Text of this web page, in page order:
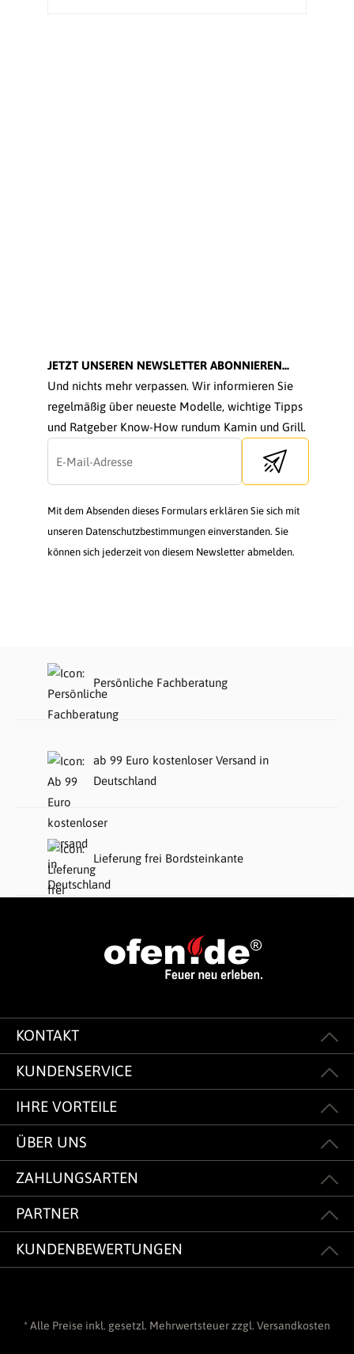
JETZT UNSEREN NEWSLETTER ABONNIEREN...
Und nichts mehr verpassen. Wir informieren Sie
regelmäßig über neueste Modelle, wichtige Tipps
und Ratgeber Know-How rundum Kamin und Grill.
Send newsletter
Mit dem Absenden dieses Formulars erklären Sie sich mit
unseren Datenschutzbestimmungen einverstanden. Sie
können sich jederzeit von diesem Newsletter abmelden.
Persönliche Fachberatung
ab 99 Euro kostenloser Versand in
Deutschland
Lieferung frei Bordsteinkante
KONTAKT
KUNDENSERVICE
IHRE VORTEILE
ÜBER UNS
ZAHLUNGSARTEN
PARTNER
KUNDENBEWERTUNGEN
* Alle Preise inkl. gesetzl. Mehrwertsteuer zzgl. Versandkosten